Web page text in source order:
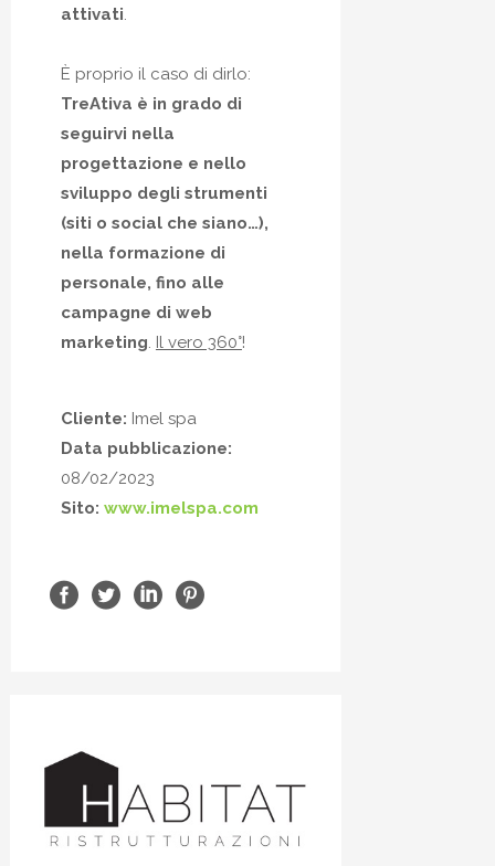
attivati.
È proprio il caso di dirlo:
TreAtiva è in grado di
seguirvi nella
progettazione e nello
sviluppo degli strumenti
(siti o social che siano…),
nella formazione di
personale, fino alle
campagne di web
marketing. Il vero 360°!
Cliente: Imel spa
Data pubblicazione:
08/02/2023
Sito: www.imelspa.com